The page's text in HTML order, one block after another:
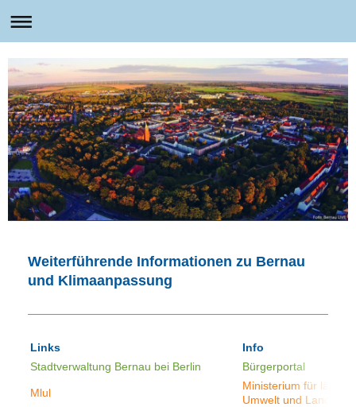
Weiterführende Informationen zu Bernau
und Klimaanpassung
Links
Info
Stadtverwaltung Bernau bei Berlin
Bürgerportal
Mlul
Ministerium für
Umwelt und